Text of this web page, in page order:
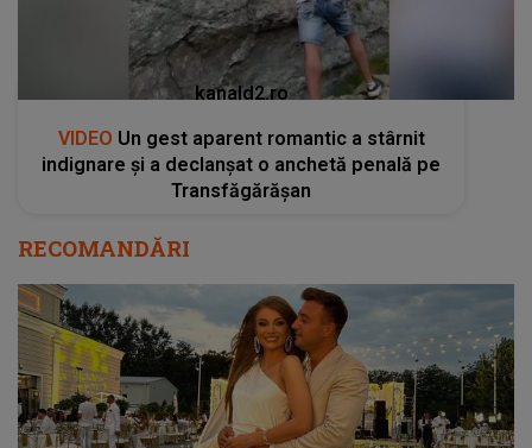
kanald2.ro
VIDEO Un gest aparent romantic a stârnit
indignare și a declanșat o anchetă penală pe
Transfăgărășan
RECOMANDĂRI